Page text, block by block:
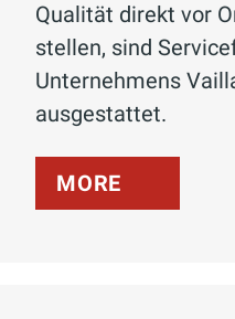
Qualität direkt vor
stellen, sind
Unternehmens
ausgestattet.
MORE